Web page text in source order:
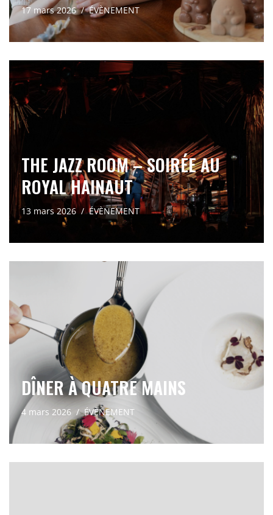
17 mars 2026 ÉVÈNEMENT
THE JAZZ ROOM – SOIRÉE AU
ROYAL HAINAUT
13 mars 2026 ÉVÈNEMENT
DÎNER À QUATRE MAINS
4 mars 2026 ÉVÈNEMENT